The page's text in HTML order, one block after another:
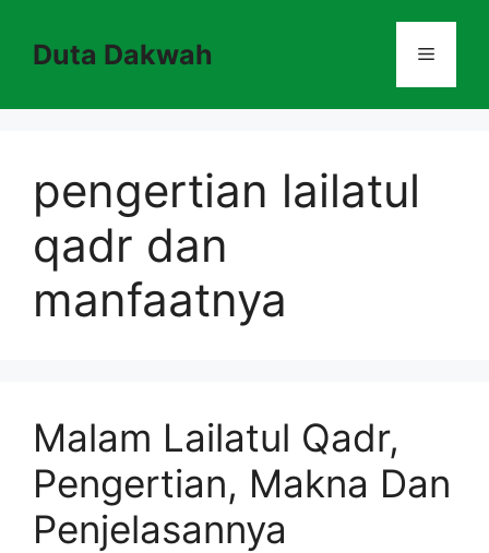
contentDuta Dakwah Menu
pengertian lailatul
qadr dan
manfaatnya
Malam Lailatul Qadr,
Pengertian, Makna Dan
Penjelasannya